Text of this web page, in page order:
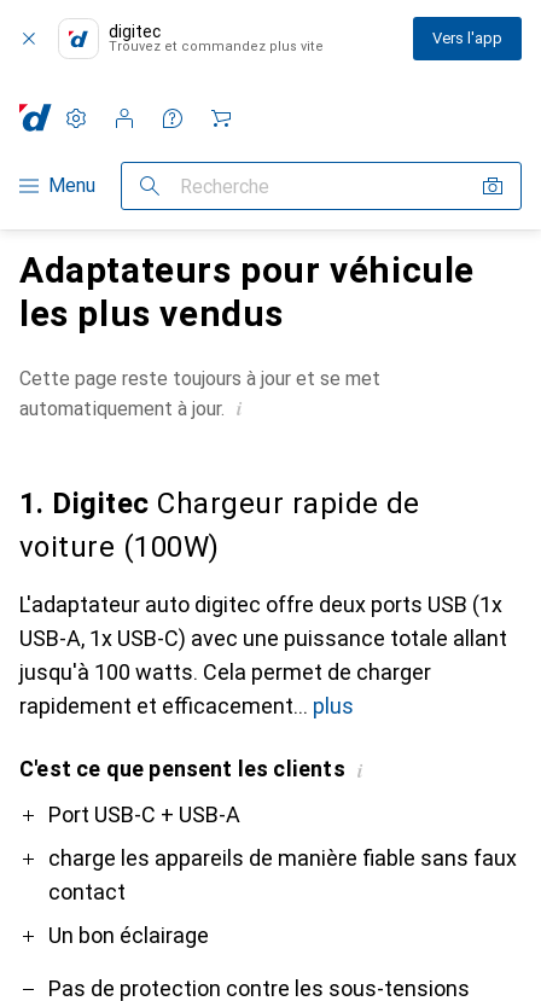
digitec
Trouvez et commandez plus vite Vers l'app
Navigation par catégorie
Menu Recherche
Paramètres
Compte client
Listes de comparaison
Listes d'envies
Panier
Adaptateurs pour véhicule
les plus vendus
Cette page reste toujours à jour et se met
automatiquement à jour. i
1. Digitec Chargeur rapide de
voiture (100W)
L'adaptateur auto digitec offre deux ports USB (1x
USB-A, 1x USB-C) avec une puissance totale allant
jusqu'à 100 watts. Cela permet de charger
rapidement et efficacement
plus
C'est ce que pensent les clients i
ProPort USB-C + USB-A
charge les appareils de manière fiable sans faux
contact
Un bon éclairage
Contre
Pas de protection contre les sous-tensions